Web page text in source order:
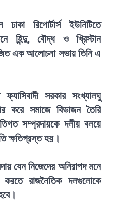
রিপোর্টার্স ইউনিটিতে
হিন্দু, বৌদ্ধ ও খ্রিস্টান
এক আলোচনা সভায় তিনি এ
সরকার সংখ্যালঘু
করে সমাজে বিভাজন তৈরি
সম্প্রদায়কে দলীয় বলয়ে
ক্ষতিগ্রস্ত হয়।
যেন নিজেদের অনিরাপদ মনে
করতে রাজনৈতিক দলগুলোকে